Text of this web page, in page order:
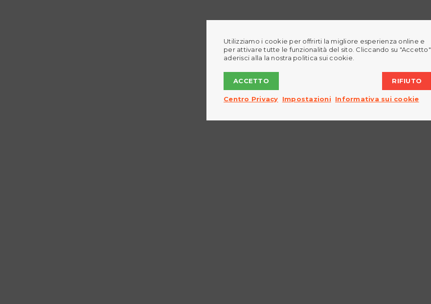
Utilizziamo i cookie per offrirti la migliore esperienza online e
per attivare tutte le funzionalità del sito. Cliccando su "Accetto"
aderisci alla la nostra politica sui cookie.
ACCETTO RIFIUTO
Centro Privacy Impostazioni Informativa sui cookie